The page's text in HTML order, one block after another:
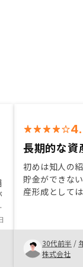
長期的な資
初めは知人の
貯金ができな
産形成として
だと思います
い、情報の非
30代前半 /
株式会社